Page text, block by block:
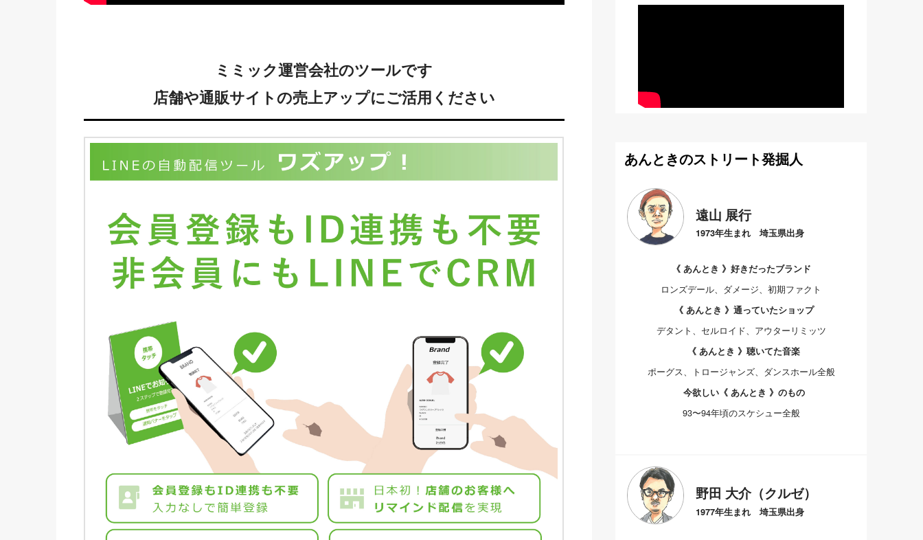
ミミック運営会社のツールです
店舗や通販サイトの売上アップにご活用ください
あんときのストリート発掘人
遠山 展行
1973年生まれ 埼玉県出身
《 あんとき 》好きだったブランド
ロンズデール、ダメージ、初期ファクト
《 あんとき 》通っていたショップ
デタント、セルロイド、アウターリミッツ
《 あんとき 》聴いてた音楽
ポーグス、トロージャンズ、ダンスホール全般
今欲しい《 あんとき 》のもの
93〜94年頃のスケシュー全般
野田 大介（クルゼ）
1977年生まれ 埼玉県出身